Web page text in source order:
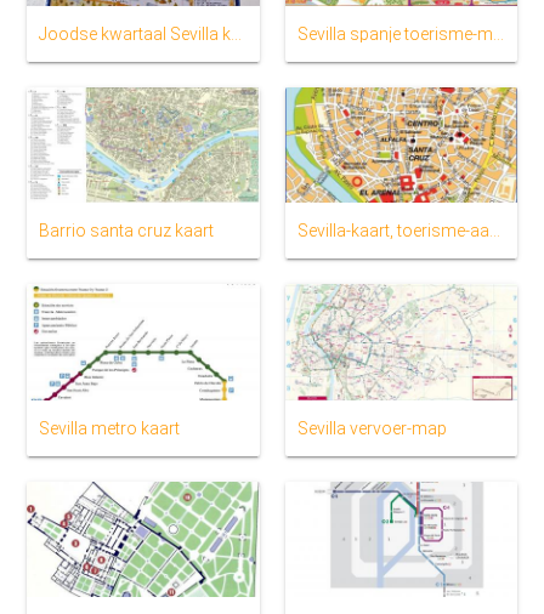
Barrio santa cruz kaart Sevilla-kaart, toerisme-aantreklikhede
Sevilla metro kaart Sevilla vervoer-map